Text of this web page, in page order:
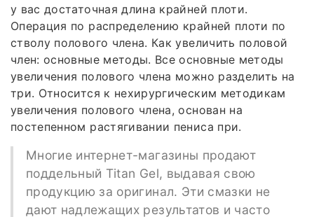
у вас достаточная длина крайней плоти.
Операция по распределению крайней плоти по
стволу полового члена. Как увеличить половой
член: основные методы. Все основные методы
увеличения полового члена можно разделить на
три. Относится к нехирургическим методикам
увеличения полового члена, основан на
постепенном растягивании пениса при.
Многие интернет-магазины продают
поддельный Titan Gel, выдавая свою
продукцию за оригинал. Эти смазки не
дают надлежащих результатов и часто